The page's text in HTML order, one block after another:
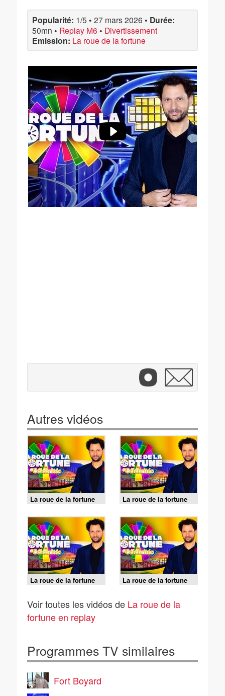
Popularité: 1/5 • 27 mars 2026 • Durée:
50mn • Replay M6 • Divertissement
Emission: La roue de la fortune
Autres vidéos
La roue de la fortune
célébrités - Émission 3
(2/2)
La roue de la fortune
célébrités - Émission 3
(1/2)
La roue de la fortune
célébrités - Émission 5
La roue de la fortune
célébrités - Émission 5
Voir toutes les vidéos de La roue de la
fortune en replay
Programmes TV similaires
Fort Boyard